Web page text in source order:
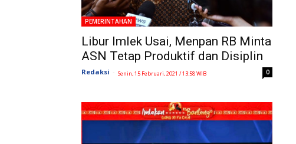
PEMERINTAHAN
Libur Imlek Usai, Menpan RB Minta
ASN Tetap Produktif dan Disiplin
Redaksi - Senin, 15 Februari, 2021 / 13:58 WIB 0